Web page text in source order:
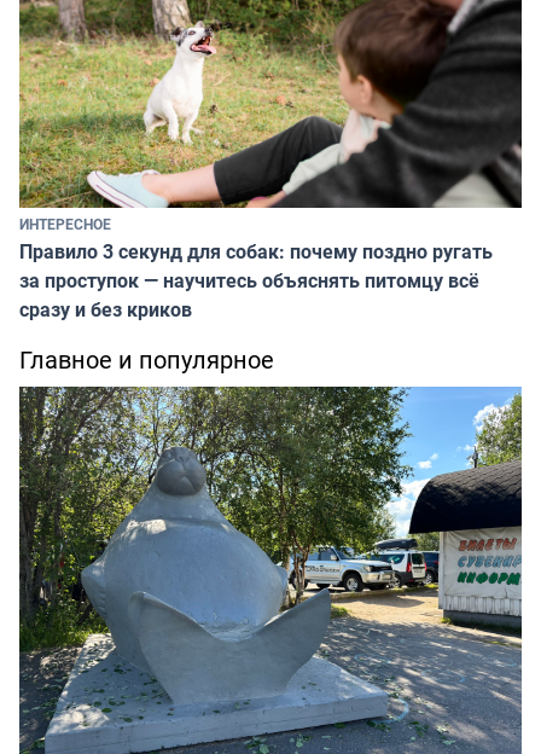
ИНТЕРЕСНОЕ
Правило 3 секунд для собак: почему поздно ругать
за проступок — научитесь объяснять питомцу всё
сразу и без криков
Главное и популярное